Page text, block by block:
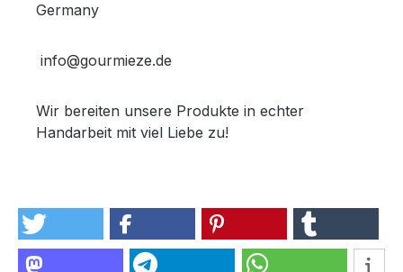
Germany
info@gourmieze.de
Wir bereiten unsere Produkte in echter
Handarbeit mit viel Liebe zu!